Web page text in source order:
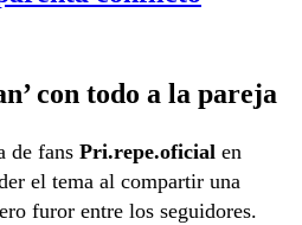
con todo a la pareja
de fans Pri.repe.oficial en
el tema al compartir una
furor entre los seguidores.